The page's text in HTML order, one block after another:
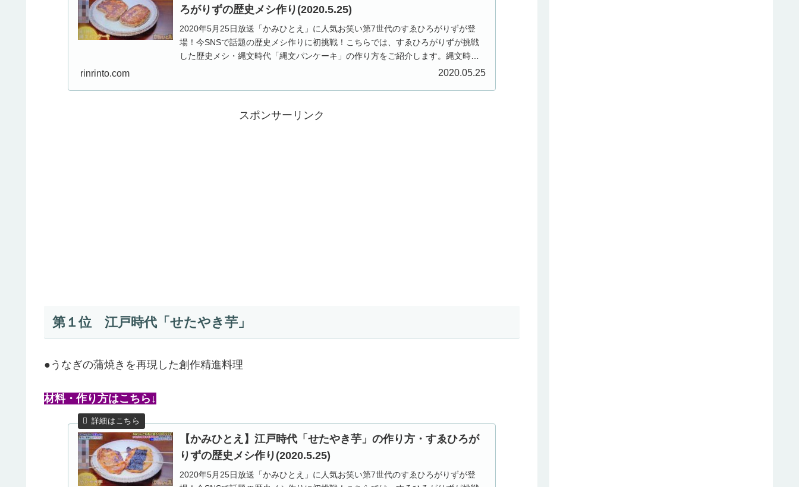
ろがりずの歴史メシ作り(2020.5.25)
2020年5月25日放送「かみひとえ」に人気お笑い第7世代のすゑひろがりずが登
場！今SNSで話題の歴史メシ作りに初挑戦！こちらでは、すゑひろがりずが挑戦
した歴史メシ・縄文時代「縄文パンケーキ」の作り方をご紹介します。縄文時代
rinrinto.com 2020.05.25
スポンサーリンク
第１位 江戸時代「せたやき芋」
●うなぎの蒲焼きを再現した創作精進料理
材料・作り方はこちら↓
【かみひとえ】江戸時代「せたやき芋」の作り方・すゑひろが
りずの歴史メシ作り(2020.5.25)
2020年5月25日放送「かみひとえ」に人気お笑い第7世代のすゑひろがりずが登